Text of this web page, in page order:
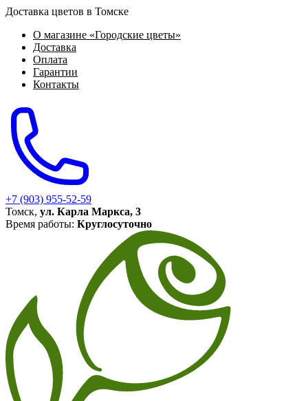
Доставка цветов в Томске
О магазине «Городские цветы»
Доставка
Оплата
Гарантии
Контакты
+7 (903) 955-52-59
Томск, ул. Карла Маркса, 3
Время работы: Круглосуточно